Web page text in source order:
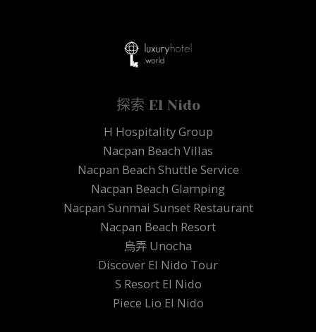
探索 El Nido
H Hospitality Group
Nacpan Beach Villas
Nacpan Beach Shuttle Service
Nacpan Beach Glamping
Nacpan Sunmai Sunset Restaurant
Nacpan Beach Resort
烏弄 Unocha
Discover El Nido Tour
S Resort El Nido
Piece Lio El Nido